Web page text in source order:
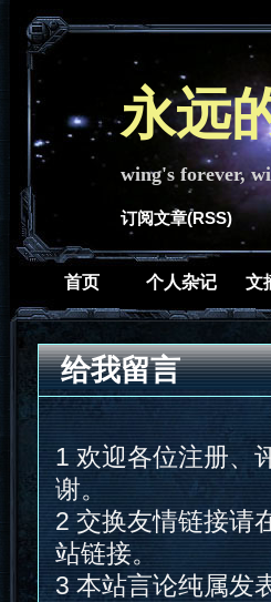
永远
wing's forever,
订阅文章(RSS)
首页 个人杂记 文
给我留言
1 欢迎各位注册、
谢。
2 交换友情链接请
站链接。
3 本站言论纯属发